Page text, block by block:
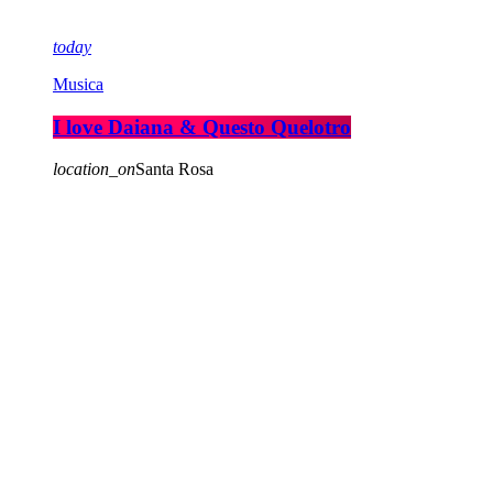
today
Musica
I love Daiana & Questo Quelotro
location_onSanta Rosa